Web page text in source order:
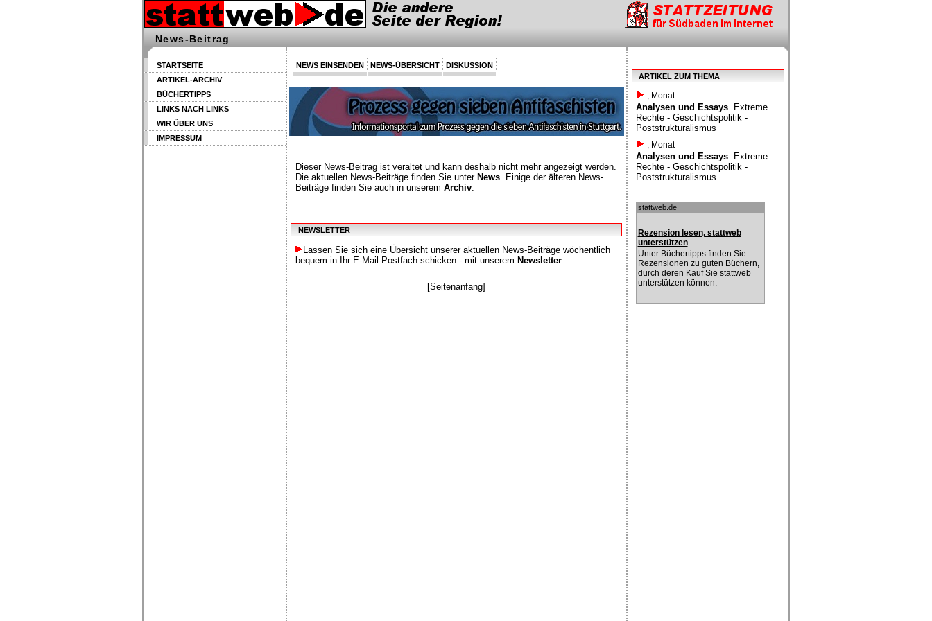
News-Beitrag
NEWS EINSENDEN NEWS-ÜBERSICHT DISKUSSION
Dieser News-Beitrag ist veraltet und kann deshalb nicht mehr angezeigt werden.
Die aktuellen News-Beiträge finden Sie unter News. Einige der älteren News-
Beiträge finden Sie auch in unserem Archiv.
NEWSLETTER
Lassen Sie sich eine Übersicht unserer aktuellen News-Beiträge wöchentlich
bequem in Ihr E-Mail-Postfach schicken - mit unserem Newsletter.
[Seitenanfang]
STARTSEITE
ARTIKEL-ARCHIV
BÜCHERTIPPS
LINKS NACH LINKS
WIR ÜBER UNS
IMPRESSUM
ARTIKEL ZUM THEMA
, Monat
Analysen und Essays. Extreme
Rechte - Geschichtspolitik -
Poststrukturalismus
, Monat
Analysen und Essays. Extreme
Rechte - Geschichtspolitik -
Poststrukturalismus
stattweb.de
Rezension lesen, stattweb
unterstützen
Unter Büchertipps finden Sie
Rezensionen zu guten Büchern,
durch deren Kauf Sie stattweb
unterstützen können.